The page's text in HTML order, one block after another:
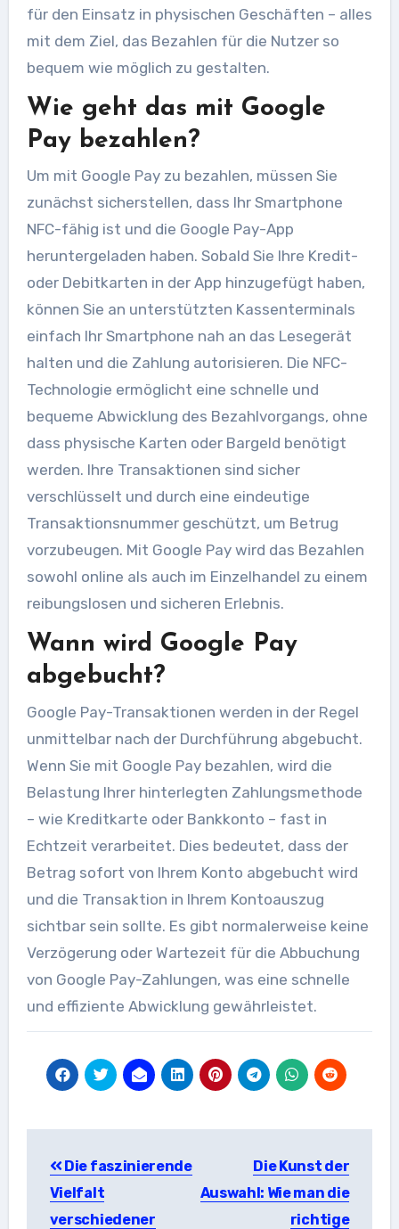
für den Einsatz in physischen Geschäften – alles
mit dem Ziel, das Bezahlen für die Nutzer so
bequem wie möglich zu gestalten.
Wie geht das mit Google
Pay bezahlen?
Um mit Google Pay zu bezahlen, müssen Sie
zunächst sicherstellen, dass Ihr Smartphone
NFC-fähig ist und die Google Pay-App
heruntergeladen haben. Sobald Sie Ihre Kredit-
oder Debitkarten in der App hinzugefügt haben,
können Sie an unterstützten Kassenterminals
einfach Ihr Smartphone nah an das Lesegerät
halten und die Zahlung autorisieren. Die NFC-
Technologie ermöglicht eine schnelle und
bequeme Abwicklung des Bezahlvorgangs, ohne
dass physische Karten oder Bargeld benötigt
werden. Ihre Transaktionen sind sicher
verschlüsselt und durch eine eindeutige
Transaktionsnummer geschützt, um Betrug
vorzubeugen. Mit Google Pay wird das Bezahlen
sowohl online als auch im Einzelhandel zu einem
reibungslosen und sicheren Erlebnis.
Wann wird Google Pay
abgebucht?
Google Pay-Transaktionen werden in der Regel
unmittelbar nach der Durchführung abgebucht.
Wenn Sie mit Google Pay bezahlen, wird die
Belastung Ihrer hinterlegten Zahlungsmethode
– wie Kreditkarte oder Bankkonto – fast in
Echtzeit verarbeitet. Dies bedeutet, dass der
Betrag sofort von Ihrem Konto abgebucht wird
und die Transaktion in Ihrem Kontoauszug
sichtbar sein sollte. Es gibt normalerweise keine
Verzögerung oder Wartezeit für die Abbuchung
von Google Pay-Zahlungen, was eine schnelle
und effiziente Abwicklung gewährleistet.
Die faszinierende
Vielfalt
verschiedener
Die Kunst der
Auswahl: Wie man die
richtige